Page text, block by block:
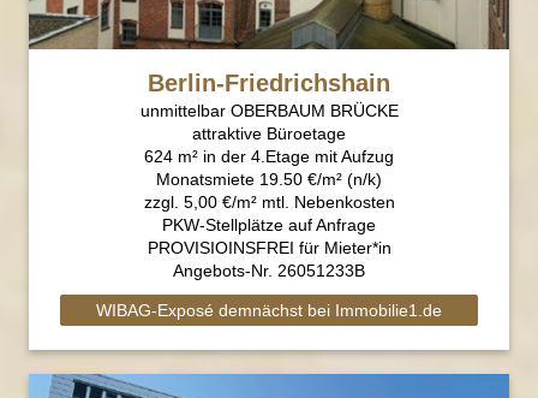
Berlin-Friedrichshain
unmittelbar OBERBAUM BRÜCKE
attraktive Büroetage
624 m² in der 4.Etage mit Aufzug
Monatsmiete 19.50 €/m² (n/k)
zzgl. 5,00 €/m² mtl. Nebenkosten
PKW-Stellplätze auf Anfrage
PROVISIOINSFREI für Mieter*in
Angebots-Nr. 26051233B
WIBAG-Exposé demnächst bei Immobilie1.de